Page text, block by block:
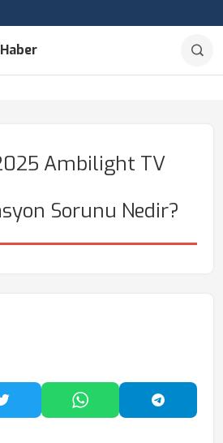
Ambilight TV
Sorunu Nedir?
Paylaş
Twitter'da PaylaşWhatsApp'ta Paylaş